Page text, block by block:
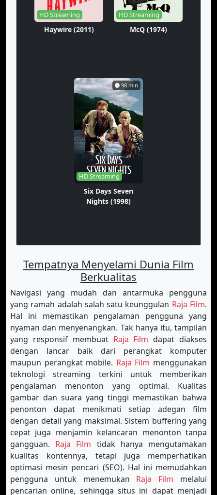
HD Streaming
Haywire (2011)
HD Streaming
McQ (1974)
98 min
HD Streaming
Six Days Seven
Nights (1998)
Tempatnya Menyelami Dunia Film
Berkualitas
Navigasi yang mudah dan antarmuka pengguna
yang ramah adalah salah satu keunggulan Raja Film.
Hal ini memastikan pengalaman pengguna yang
nyaman dan menyenangkan. Tak hanya itu, tampilan
yang responsif membuat Raja Film dapat diakses
dengan lancar baik dari perangkat komputer
maupun perangkat mobile. Raja Film menggunakan
teknologi streaming terkini untuk memberikan
pengalaman menonton yang optimal. Kualitas
gambar dan suara yang tinggi memastikan bahwa
penonton dapat menikmati setiap adegan film
dengan detail yang maksimal. Sistem buffering yang
cepat juga menjamin kelancaran menonton tanpa
gangguan. Raja Film tidak hanya mengutamakan
kualitas kontennya, tetapi juga memperhatikan
optimasi mesin pencari (SEO). Hal ini memudahkan
pengguna untuk menemukan Raja Film melalui
pencarian online, sehingga situs ini dapat menjadi